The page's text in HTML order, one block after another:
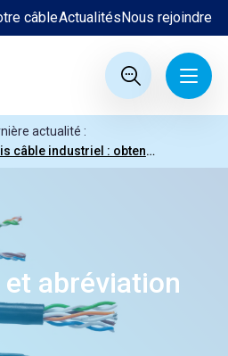
Nous rejoindre
Actualités
câble
actualité :
Demande de devis câble industriel : obtenez votre prix en quelques clics
abréviation